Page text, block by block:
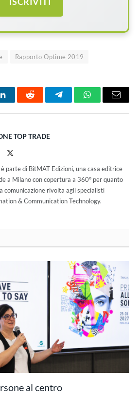
Rapporto Optime 2019
LinkedInReddit TelegramWhatsAppEmail
TOP TRADE
parte di BitMAT Edizioni, una casa editrice
a Milano con copertura a 360° per quanto
comunicazione rivolta agli specialisti
& Communication Technology.
al centro